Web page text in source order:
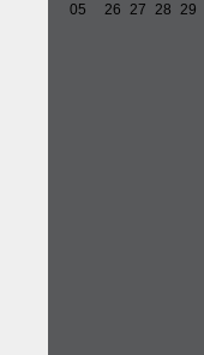
05
26 27 28 29